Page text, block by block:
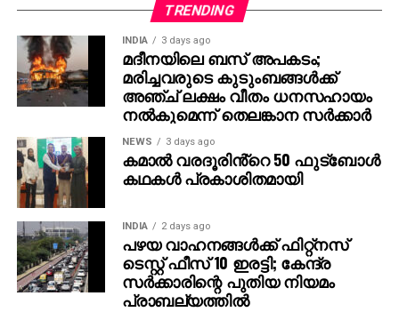
പ്രോസസ്സിംഗ് ഫീസ് എന്ന പേരില്‍ പണം അടയ്ക്കാനും
ആവശ്യപ്പെടുന്നതാണ് സാധാരണ രീതി. ചിലര്‍
മാല്‍വെയര്‍ ഇന്‍സ്റ്റാള്‍ ചെയ്യാനോ ഡാറ്റ
മോഷ്ടിക്കാനോ ലക്ഷ്യമിട്ടുള്ള വ്യാജ അഭിമുഖ
സോഫ്റ്റ്‌വെയറുകളും അയക്കുന്നു. ഇത്തരം തട്ടിപ്പുകള്‍
വ്യക്തികള്‍ക്കും സ്ഥാപനങ്ങള്‍ക്കും ഗുരുതരമായ
ഭീഷണിയാണെന്ന് ഗൂഗിള്‍ മുന്നറിയിപ്പ് നല്‍കി.
നിയമാനുസൃത തൊഴിലുടമകള്‍ ഒരിക്കലും സാമ്പത്തിക
വിവരങ്ങളോ പേയ്‌മെന്റെ് ആവശ്യങ്ങളോ
ഉന്നയിക്കില്ലെന്നും ഉപയോക്താക്കള്‍ ഓണ്‍ലൈനില്‍
കൂടുതല്‍ ജാഗ്രത പാലിക്കണമെന്നും ഗൂഗിള്‍
വ്യക്തമാക്കി.
TRENDING
INDIA 3 days ago
മദീനയിലെ ബസ് അപകടം;
മരിച്ചവരുടെ കുടുംബങ്ങള്‍ക്ക്
അഞ്ച് ലക്ഷം വീതം ധനസഹായം
നല്‍കുമെന്ന് തെലങ്കാന സര്‍ക്കാര്‍
NEWS 3 days ago
കമാൽ വരദൂരിൻ്റെ 50 ഫുട്ബോൾ
കഥകൾ പ്രകാശിതമായി
INDIA 2 days ago
പഴയ വാഹനങ്ങള്‍ക്ക് ഫിറ്റ്‌നസ്
ടെസ്റ്റ് ഫീസ് 10 ഇരട്ടി; കേന്ദ്ര
സര്‍ക്കാരിന്റെ പുതിയ നിയമം
പ്രാബല്യത്തില്‍